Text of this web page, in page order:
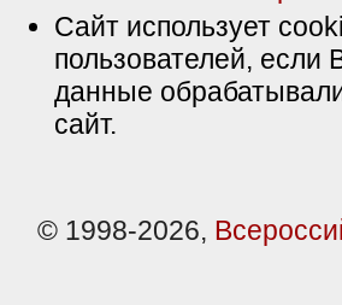
Сайт использует
пользователей, если
данные
сайт.
© 1998-2026,